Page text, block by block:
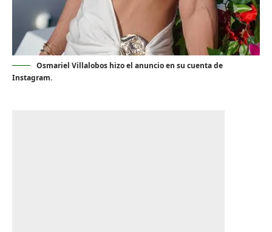
Osmariel Villalobos hizo el anuncio en su cuenta de
Instagram.